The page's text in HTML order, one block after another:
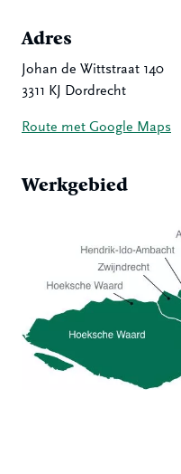
Adres
Johan de Wittstraat 140
3311 KJ Dordrecht
Route met Google Maps
Werkgebied